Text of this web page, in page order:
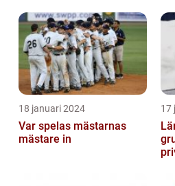
18 januari 2024
Var spelas mästarnas
mästare in
17